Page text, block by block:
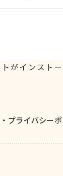
がインス
プライバシー